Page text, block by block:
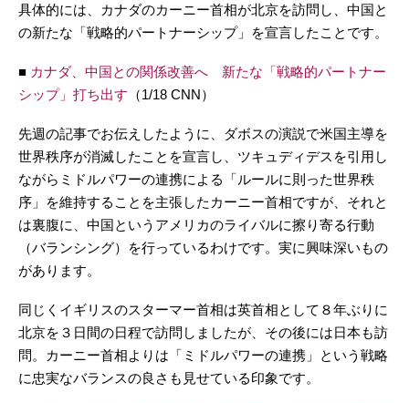
具体的には、カナダのカーニー首相が北京を訪問し、中国と
の新たな「戦略的パートナーシップ」を宣言したことです。
■ カナダ、中国との関係改善へ 新たな「戦略的パートナー
シップ」打ち出す （1/18 CNN）
先週の記事でお伝えしたように、ダボスの演説で米国主導を
世界秩序が消滅したことを宣言し、ツキュディデスを引用し
ながらミドルパワーの連携による「ルールに則った世界秩
序」を維持することを主張したカーニー首相ですが、それと
は裏腹に、中国というアメリカのライバルに擦り寄る行動
（バランシング）を行っているわけです。実に興味深いもの
があります。
同じくイギリスのスターマー首相は英首相として８年ぶりに
北京を３日間の日程で訪問しましたが、その後には日本も訪
問。カーニー首相よりは「ミドルパワーの連携」という戦略
に忠実なバランスの良さも見せている印象です。